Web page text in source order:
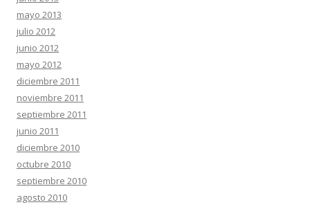
mayo 2013
julio 2012
junio 2012
mayo 2012
diciembre 2011
noviembre 2011
septiembre 2011
junio 2011
diciembre 2010
octubre 2010
septiembre 2010
agosto 2010